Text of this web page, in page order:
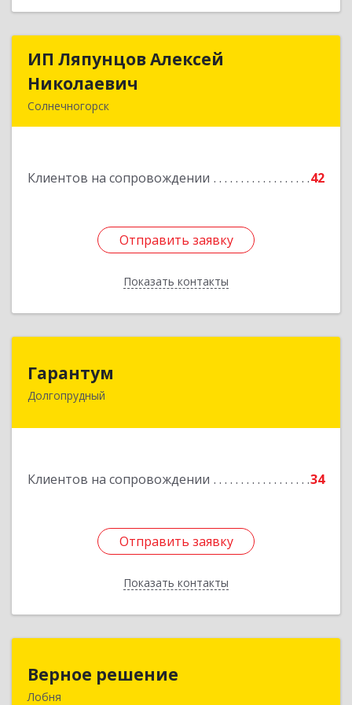
ИП Ляпунцов Алексей
Николаевич
Солнечногорск
Клиентов на сопровождении 42
Отправить заявку
Показать контакты
ИП Ляпунцов Алексей
Отправить заявку
Назад
Гарантум
Долгопрудный
Клиентов на сопровождении 34
Отправить заявку
Показать контакты
141707, Московская обл, Долгопрудный г,
Отправить заявку
Назад
Верное решение
Лобня141730, Московская обл, Лобня г, Чехова ул,